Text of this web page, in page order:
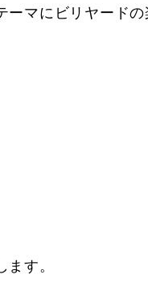
ーマにビリヤードの
す。